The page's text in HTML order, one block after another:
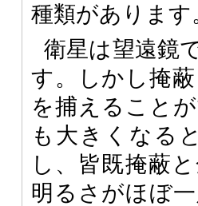
種類があります
衛星は望遠鏡
す。しかし掩
を捕えること
も大きくなる
し、皆既掩蔽
明るさがほぼ